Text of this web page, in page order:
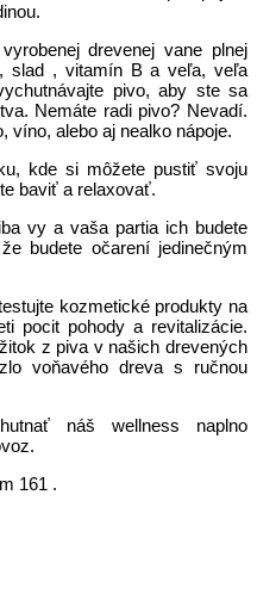
drevenej vane plnej
slad , vitamín B a veľa, veľa
pivo, aby ste sa
Nemáte radi pivo? Nevadí.
víno, alebo aj nealko nápoje.
kde si môžete pustiť svoju
baviť a relaxovať.
vy a vaša partia ich budete
budete očarení jedinečným
kozmetické produkty na
pocit pohody a revitalizácie.
z piva v našich drevených
voňavého dreva s ručnou
náš wellness naplno
161 .